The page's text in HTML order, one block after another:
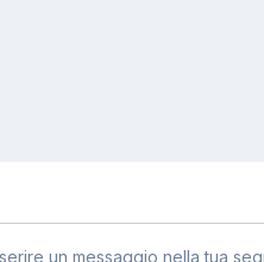
un messaggio nella tua